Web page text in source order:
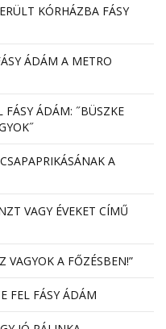
KÓR­HÁZBA FÁSY
ÁDÁM A METRO
FÁSY ÁDÁM: ˝BÜSZKE
A
VAGY ÉVEKET CÍMŰ
VAGYOK A FŐZÉSBEN!”
FEL FÁSY ÁDÁM